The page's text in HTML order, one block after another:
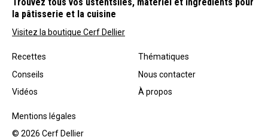
la pâtisserie et la cuisine
Visitez la boutique Cerf Dellier
Recettes
Conseils
Vidéos
Thématiques
Nous contacter
À propos
Mentions légales
© 2026 Cerf Dellier